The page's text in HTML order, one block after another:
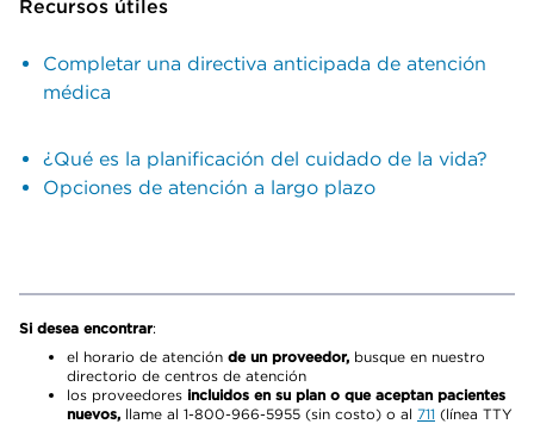
Recursos útiles
Completar una directiva anticipada de atención
médica
¿Qué es la planificación del cuidado de la vida?
Opciones de atención a largo plazo
Si desea encontrar:
el horario de atención de un proveedor, busque en nuestro
directorio de centros de atención
los proveedores incluidos en su plan o que aceptan pacientes
nuevos, llame al 1-800-966-5955 (sin costo) o al 711 (línea TTY